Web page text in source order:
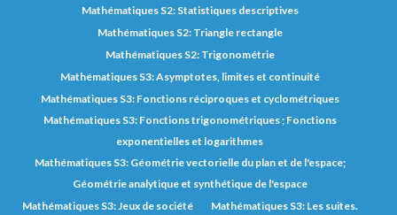
Mathématiques S2: Statistiques descriptives
Mathématiques S2: Triangle rectangle
Mathématiques S2: Trigonométrie
Mathématiques S3: Asymptotes, limites et continuité
Mathématiques S3: Fonctions réciproques et cyclométriques
Mathématiques S3: Fonctions trigonométriques ; Fonctions
exponentielles et logarithmes
Mathématiques S3: Géométrie vectorielle du plan et de l'espace;
Géométrie analytique et synthétique de l'espace
Mathématiques S3: Jeux de société
Mathématiques S3: Les suites.